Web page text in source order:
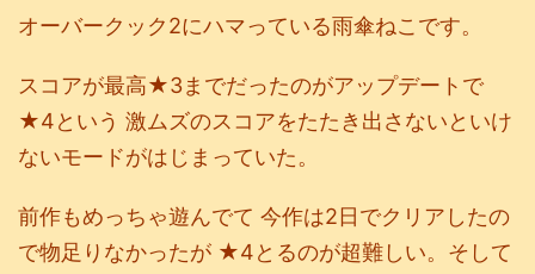
オーバークック2にハマっている雨傘ねこです。
スコアが最高★3までだったのがアップデートで
★4という 激ムズのスコアをたたき出さないといけ
ないモードがはじまっていた。
前作もめっちゃ遊んでて 今作は2日でクリアしたの
で物足りなかったが ★4とるのが超難しい。そして